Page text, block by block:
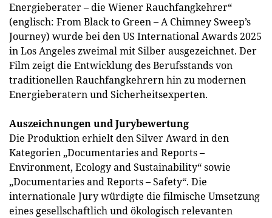
Energieberater – die Wiener Rauchfangkehrer“
(englisch: From Black to Green – A Chimney Sweep’s
Journey) wurde bei den US International Awards 2025
in Los Angeles zweimal mit Silber ausgezeichnet. Der
Film zeigt die Entwicklung des Berufsstands von
traditionellen Rauchfangkehrern hin zu modernen
Energieberatern und Sicherheitsexperten.
Auszeichnungen und Jurybewertung
Die Produktion erhielt den Silver Award in den
Kategorien „Documentaries and Reports –
Environment, Ecology and Sustainability“ sowie
„Documentaries and Reports – Safety“. Die
internationale Jury würdigte die filmische Umsetzung
eines gesellschaftlich und ökologisch relevanten